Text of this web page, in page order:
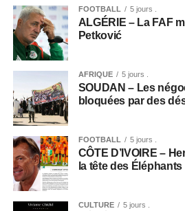
FOOTBALL 5 jours .
ALGÉRIE – La FAF
Petković
AFRIQUE 5 jours .
SOUDAN – Les
bloquées par des
FOOTBALL 5 jours .
CÔTE D’IVOIRE –
la tête des Éléphants
CULTURE 5 jours .